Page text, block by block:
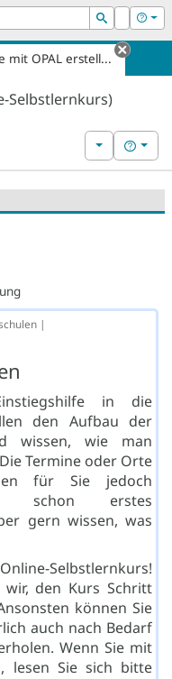
Suchen
Login
mit OPAL erstell...
Tab
Selbstlernkurs)
WeitereHilfe
|
in die
den Aufbau der
wissen, wie man
Termine oder Orte
für Sie jedoch
schon erstes
gern wissen, was
Selbstlernkurs!
wir, den Kurs Schritt
können Sie
auch nach Bedarf
Wenn Sie mit
lesen Sie sich bitte